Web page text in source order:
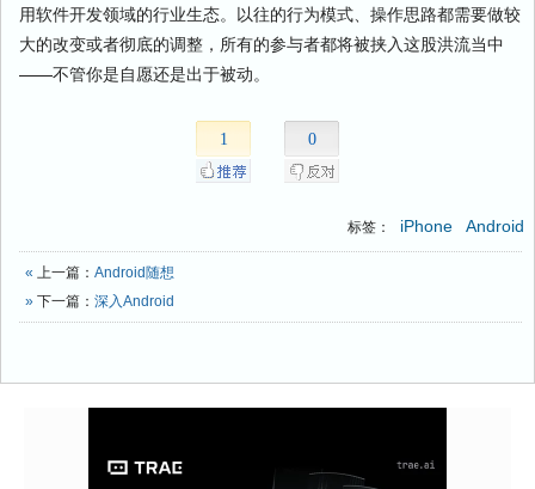
用软件开发领域的行业生态。以往的行为模式、操作思路都需要做较
大的改变或者彻底的调整，所有的参与者都将被挟入这股洪流当中
——不管你是自愿还是出于被动。
1 0
标签： iPhone Android
« 上一篇： Android随想
» 下一篇： 深入Android